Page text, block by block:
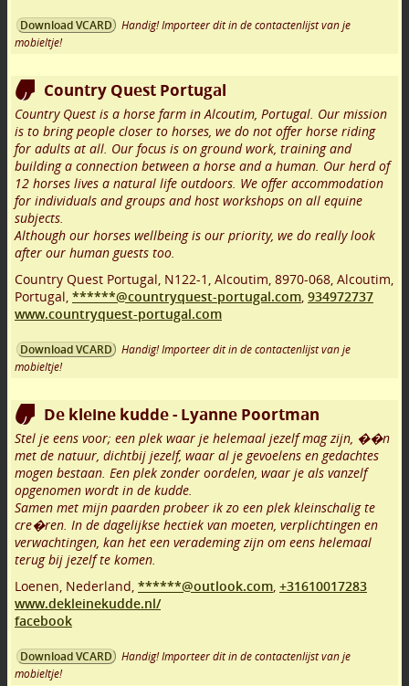
Download VCARD
Handig! Importeer dit in de contactenlijst van je
mobieltje!
Country Quest Portugal
Country Quest is a horse farm in Alcoutim, Portugal. Our mission
is to bring people closer to horses, we do not offer horse riding
for adults at all. Our focus is on ground work, training and
building a connection between a horse and a human. Our herd of
12 horses lives a natural life outdoors. We offer accommodation
for individuals and groups and host workshops on all equine
subjects.
Although our horses wellbeing is our priority, we do really look
after our human guests too.
Country Quest Portugal, N122-1, Alcoutim, 8970-068, Alcoutim,
Portugal, ******@countryquest-portugal.com, 934972737
www.countryquest-portugal.com
Download VCARD
Handig! Importeer dit in de contactenlijst van je
mobieltje!
De kleine kudde - Lyanne Poortman
Stel je eens voor; een plek waar je helemaal jezelf mag zijn, ��n
met de natuur, dichtbij jezelf, waar al je gevoelens en gedachtes
mogen bestaan. Een plek zonder oordelen, waar je als vanzelf
opgenomen wordt in de kudde.
Samen met mijn paarden probeer ik zo een plek kleinschalig te
cre�ren. In de dagelijkse hectiek van moeten, verplichtingen en
verwachtingen, kan het een verademing zijn om eens helemaal
terug bij jezelf te komen.
Loenen, Nederland, ******@outlook.com, +31610017283
www.dekleinekudde.nl/
facebook
Download VCARD
Handig! Importeer dit in de contactenlijst van je
mobieltje!